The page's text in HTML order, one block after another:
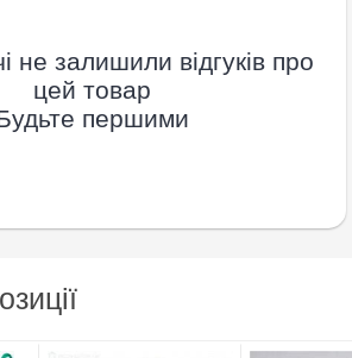
не залишили відгуків про
цей товар
першими